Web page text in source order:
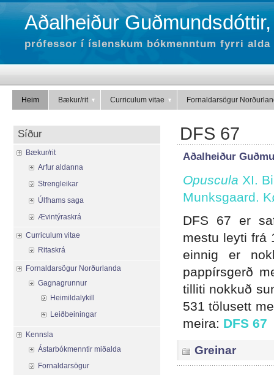
Aðalheiður Guðmundsdóttir,
prófessor í íslenskum bókmenntum fyrri alda
Heim Bækur/rit Curriculum vitae Fornaldarsögur
DFS 67
Aðalheiður
Opuscula XI.
Munksgaard.
DFS 67 er
mestu leyti frá
einnig er
pappírsgerð
tilliti nokkuð
531 tölusett
meira: DFS 67
Greinar
Síður
Bækur/rit
Arfur aldanna
Strengleikar
Úlfhams saga
Ævintýraskrá
Curriculum vitae
Ritaskrá
Fornaldarsögur Norðurlanda
Gagnagrunnur
Heimildalykill
Leiðbeiningar
Kennsla
Ástarbókmenntir miðalda
Fornaldarsögur